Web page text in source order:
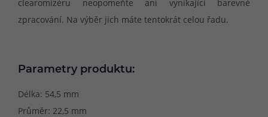
clearomizéru neopomeňte ani vynikající barevné
zpracování. Na výběr jich máte tentokrát celou řadu.
Parametry produktu:
Délka: 54,5 mm
Průměr: 22,5 mm